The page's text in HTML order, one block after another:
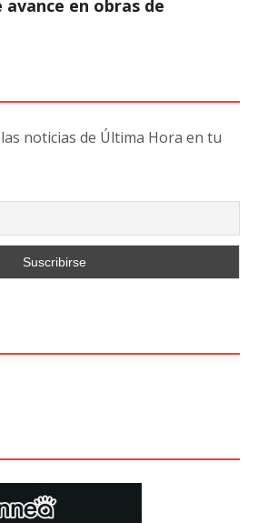
en obras de
noticias de Última Hora en tu